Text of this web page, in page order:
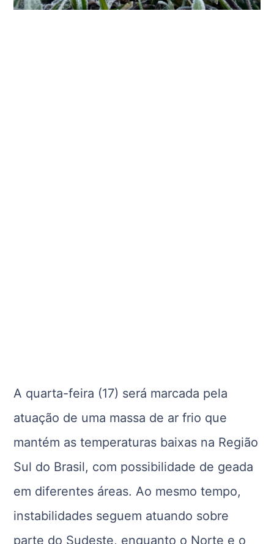
A quarta-feira (17) será marcada pela
atuação de uma massa de ar frio que
mantém as temperaturas baixas na Região
Sul do Brasil, com possibilidade de geada
em diferentes áreas. Ao mesmo tempo,
instabilidades seguem atuando sobre
parte do Sudeste, enquanto o Norte e o